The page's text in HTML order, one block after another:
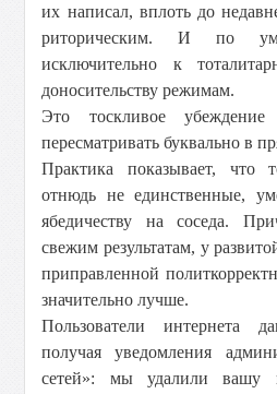
их написал, вплоть до
риторическим. И по
исключительно к
доносительству режимам.
Это тоскливое убеждение
пересматривать буквально в
Практика показывает, что
отнюдь не единственные,
ябедичеству на соседа.
свежим результатам, у
приправленной
значительно лучше.
Пользователи интернета
получая уведомления
сетей»: мы удалили вашу